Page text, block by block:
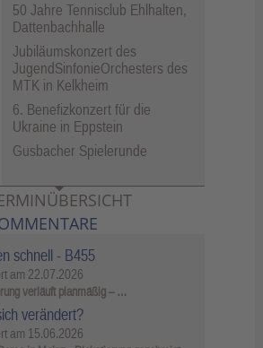
50 Jahre Tennisclub Ehlhalten,
Dattenbachhalle
Jubiläumskonzert des
JugendSinfonieOrchesters des
MTK in Kelkheim
6. Benefizkonzert für die
Ukraine in Eppstein
Gusbacher Spielerunde
schnell - B455
am 22.07.2026
verläuft planmäßig – …
verändert?
am 15.06.2026